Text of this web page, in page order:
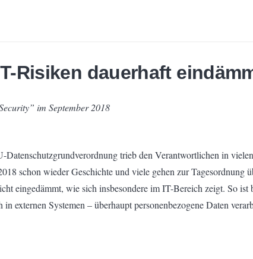
Risiken dauerhaft
im September 2018
Datenschutzgrundverordnung trieb den Verantwortlichen in
schon wieder Geschichte und viele gehen zur
eingedämmt, wie sich insbesondere im IT-Bereich zeigt. So
in externen Systemen – überhaupt personenbezogene Daten